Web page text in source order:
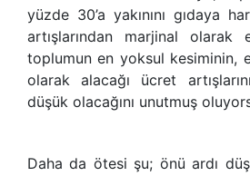
yüzde 30’a yakınını gıdaya
artışlarından marjinal
toplumun en yoksul kesiminin,
olarak alacağı ücret
düşük olacağını unutmuş
Daha da ötesi şu; önü ardı